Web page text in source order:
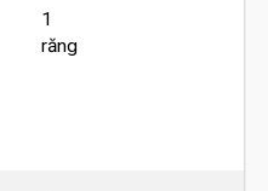
1
răng